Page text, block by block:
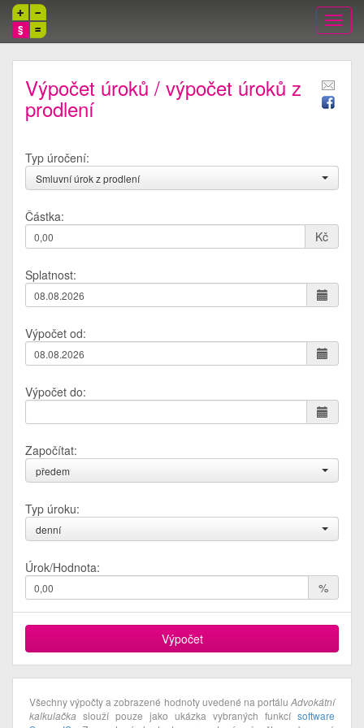
Výpočet úroků / výpočet úroků z
prodlení
Typ úročení:
Smluvní úrok z prodlení
Částka:
Kč
Splatnost:
Výpočet od:
Výpočet do:
Započítat:
předem
Typ úroku:
denní
Úrok/Hodnota:
%
Všechny výpočty a zobrazené hodnoty uvedené na portálu Advokátní
kalkulačka slouží pouze jako ukázka vybraných funkcí software